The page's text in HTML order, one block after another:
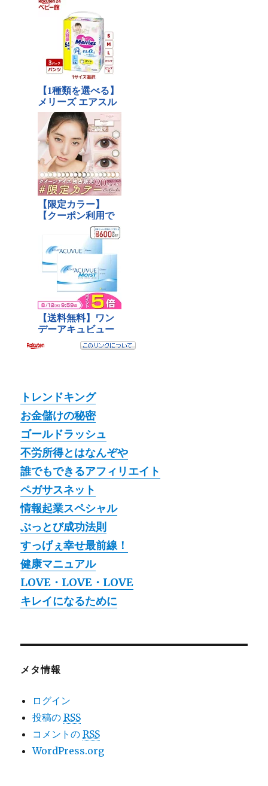
トレンドキング
お金儲けの秘密
ゴールドラッシュ
不労所得とはなんぞや
誰でもできるアフィリエイト
ペガサスネット
情報起業スペシャル
ぶっとび成功法則
すっげぇ幸せ最前線！
健康マニュアル
LOVE・LOVE・LOVE
キレイになるために
メタ情報
ログイン
投稿のRSS
コメントのRSS
WordPress.org